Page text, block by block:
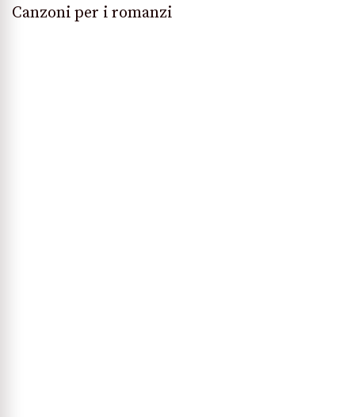
Canzoni per i romanzi